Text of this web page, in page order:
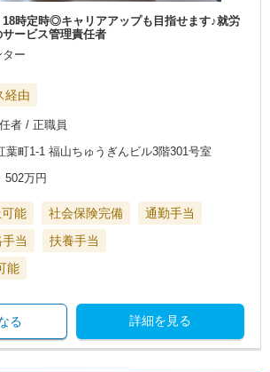
18時定時◎キャリアアップも目指せます♪就労
ービス管理責任者
ー
経由
者 / 正職員
葉町1-1 福山ちゅうぎんビル3階301号室
502万円
能 社会保険完備
通勤手当
当
扶養手当
能
詳細を見る
る